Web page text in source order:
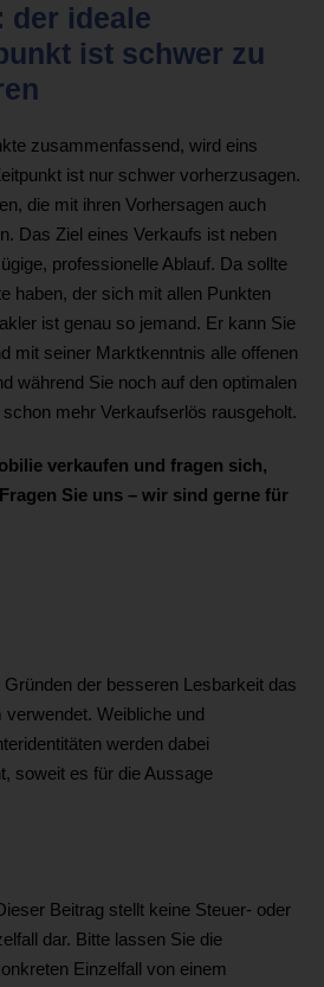
der ideale
ist schwer zu
zusammenfassend, wird eins
ist nur schwer vorherzusagen.
die mit ihren Vorhersagen auch
Das Ziel eines Verkaufs ist neben
professionelle Ablauf. Da sollte
haben, der sich mit allen Punkten
ist genau so jemand. Er kann Sie
mit seiner Marktkenntnis alle offenen
während Sie noch auf den optimalen
mehr Verkaufserlös rausgeholt.
verkaufen und fragen sich,
Sie uns – wir sind gerne für
der besseren Lesbarkeit das
Weibliche und
werden dabei
soweit es für die Aussage
Beitrag stellt keine Steuer- oder
dar. Bitte lassen Sie die
Einzelfall von einem